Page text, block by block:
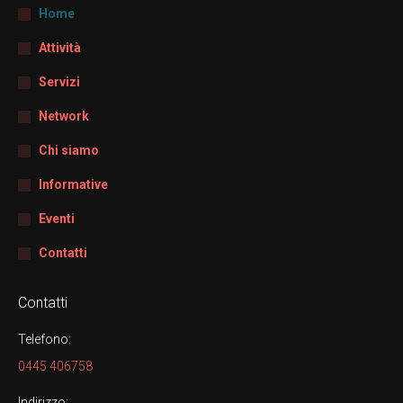
Home
Attività
Servizi
Network
Chi siamo
Informative
Eventi
Contatti
Contatti
Telefono:
0445 406758